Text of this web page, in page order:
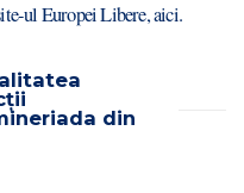
ul Europei Libere,aici.
din